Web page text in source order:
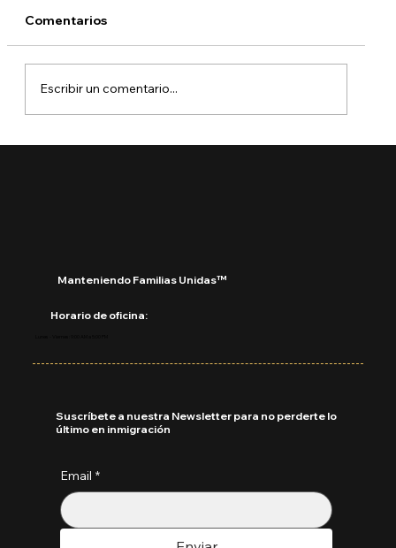
¿Qué está pasando con DACA?
Comentarios
Escribir un comentario...
Manteniendo Familias Unidas™
Horario de oficina:
Email *
Suscríbete a nuestra Newsletter para no perderte lo
último en inmigración